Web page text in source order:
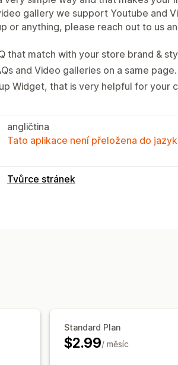
gallery we support Youtube and
or anything, please reach out to us
that match with your store brand &
and Video galleries on a same page.
Widget, that is very helpful for your
angličtina
Tato aplikace není přeložena do
Tvůrce stránek
Standard Plan
$2.99/ měsíc